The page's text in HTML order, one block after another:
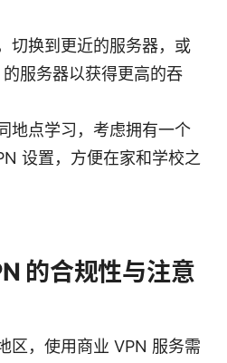
切换到更近的服务器，或
服务器以获得更高的吞
地点学习，考虑拥有一个
设置，方便在家和学校之
的合规性与注意
区，使用商业 VPN 服务需